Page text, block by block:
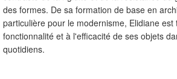
des formes. De sa formation de base en
particulière pour le modernisme, Elidiane
fonctionnalité et à l'efficacité de ses objets
quotidiens.